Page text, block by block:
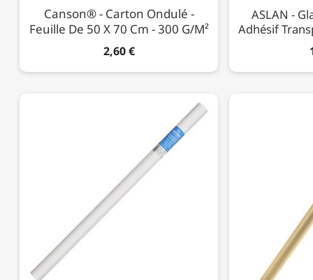
Canson® - Carton Ondulé -
Feuille De 50 X 70 Cm - 300 G/m²
2,60 €
ASLAN -
Adhésif